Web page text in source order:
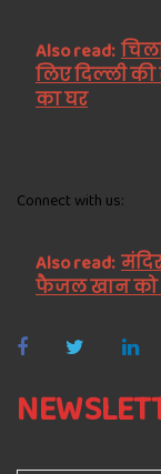
Also read:
लिए दिल्ली
का घर
Connect with us:
Also read:
फैजल खान को